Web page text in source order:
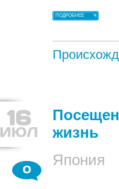
ПОДРОБНЕЕ
16
ИЮЛ
жизнь
Япония
0